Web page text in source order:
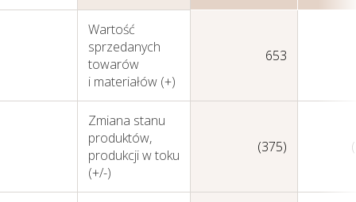
Wartość
sprzedanych
towarów
i materiałów (+)
653
Zmiana stanu
produktów,
produkcji w toku
(+/-)
(375)